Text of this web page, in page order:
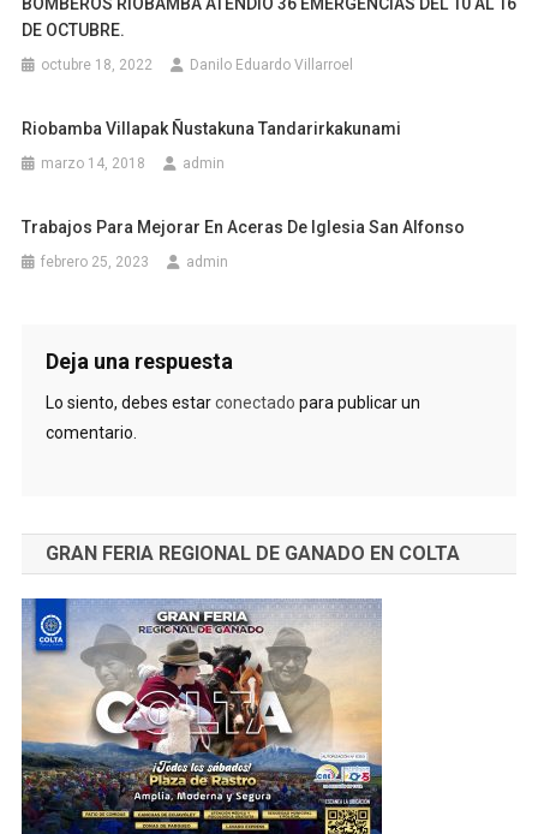
DE OCTUBRE.
octubre 18, 2022 Danilo Eduardo Villarroel
Riobamba Villapak Ñustakuna Tandarirkakunami
marzo 14, 2018 admin
Trabajos Para Mejorar En Aceras De Iglesia San Alfonso
febrero 25, 2023 admin
Deja una respuesta
Lo siento, debes estarconectado para publicar un
comentario.
GRAN FERIA REGIONAL DE GANADO EN COLTA